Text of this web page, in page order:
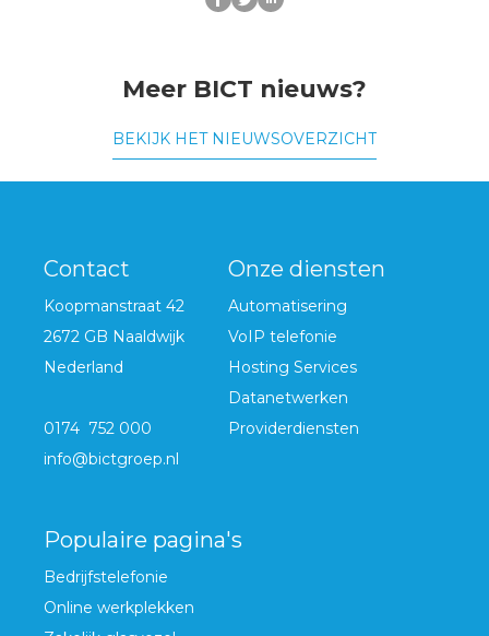
Meer BICT nieuws?
BEKIJK HET NIEUWSOVERZICHT
Contact
Koopmanstraat 42
2672 GB Naaldwijk
Nederland
0174 752 000
info@bictgroep.nl
Onze diensten
Automatisering
VoIP telefonie
Hosting Services
Datanetwerken
Providerdiensten
Populaire pagina's
Bedrijfstelefonie
Online werkplekken